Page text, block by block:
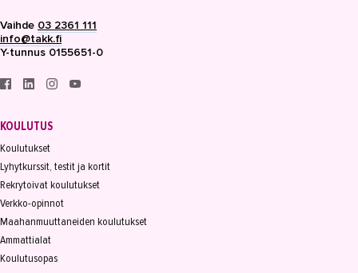
Vaihde 03 2361 111
info@takk.fi
Y-tunnus 0155651-0
KOULUTUS
Koulutukset
Lyhytkurssit, testit ja kortit
Rekrytoivat koulutukset
Verkko-opinnot
Maahanmuuttaneiden koulutukset
Ammattialat
Koulutusopas